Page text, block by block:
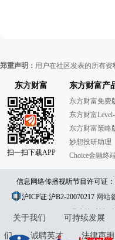
郑重声明： 用户在社区发表的所有
东方财富
扫一扫下载APP
东方财富产
东方财富免费
东方财富
东方财富策略
妙想投研助理
Choice金融终
信息网络传播视听节目许可证
913101046312860336 违法
沪ICP证:沪B2-20070217 网站
31010402000120号版权所有:
关于我们 可持续发展
们
诚聘英才 法律声明